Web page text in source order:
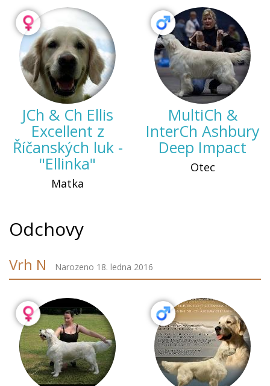
JCh & Ch Ellis
Excellent z
Říčanských luk -
"Ellinka"
Matka
MultiCh &
InterCh Ashbury
Deep Impact
Otec
Odchovy
Vrh N Narozeno 18. ledna 2016